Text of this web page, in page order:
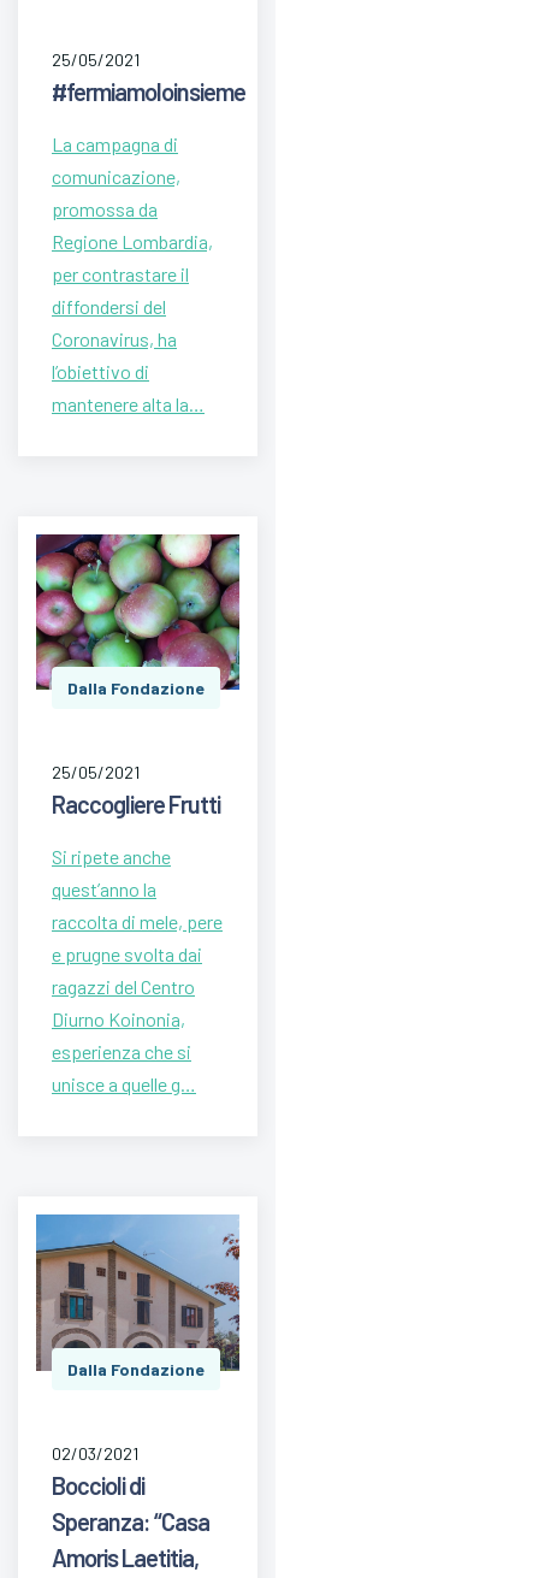
25/05/2021
#fermiamoloinsieme
La campagna di
comunicazione,
promossa da
Regione Lombardia,
per contrastare il
diffondersi del
Coronavirus, ha
l’obiettivo di
mantenere alta la…
Dalla Fondazione
25/05/2021
Raccogliere Frutti
Si ripete anche
quest’anno la
raccolta di mele, pere
e prugne svolta dai
ragazzi del Centro
Diurno Koinonia,
esperienza che si
unisce a quelle g…
Dalla Fondazione
02/03/2021
Boccioli di
Speranza: “Casa
Amoris Laetitia,